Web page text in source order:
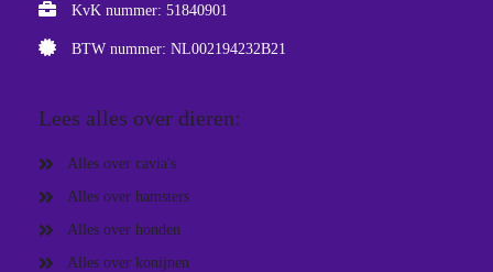
KvK nummer: 51840901
BTW nummer: NL002194232B21
Lees alles over dieren:
Alles over cavia's
Alles over hamsters
Alles over honden
Alles over konijnen